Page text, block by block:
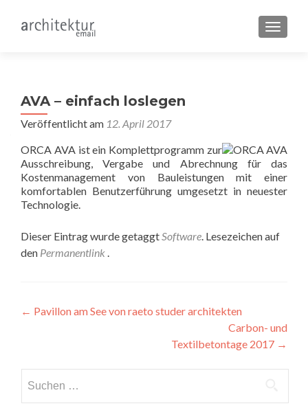
AVA – einfach loslegen
Veröffentlicht am 12. April 2017
ORCA AVA ist ein Komplettprogramm zur
Ausschreibung, Vergabe und Abrechnung für das
Kostenmanagement von Bauleistungen mit einer
komfortablen Benutzerführung umgesetzt in neuester
Technologie.
Dieser Eintrag wurde getaggtSoftware. Lesezeichen auf
den Permanentlink .
Beitragsnavigation
← Pavillon am See von raeto studer architekten
Carbon- und
Textilbetontage 2017 →
nach: